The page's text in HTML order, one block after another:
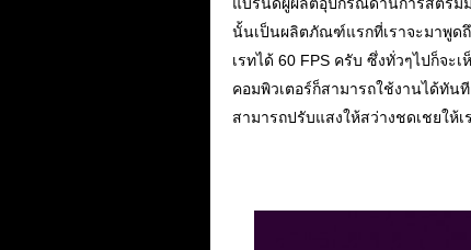
นั้นเป็นผลิตภัณฑ์แรกที่เราจะมาพูดถึ
เรทได้ 60 FPS ครับ ซึ่งทั่วๆไปก็จะ
คอมพิวเตอร์ก็สามารถใช้งานได้ทัน
สามารถปรับแสงให้สว่างชดเชยให้